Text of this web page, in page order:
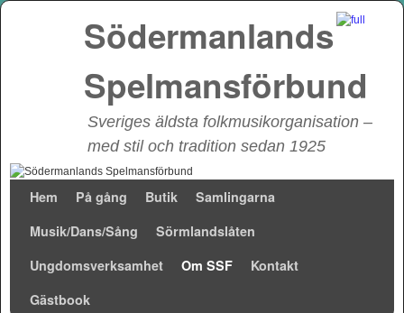
Södermanlands
Spelmansförbund
Sveriges äldsta folkmusikorganisation –
med stil och tradition sedan 1925
Hem På gång Butik
Samlingarna
Musik/Dans/Sång
Sörmlandslåten
Ungdomsverksamhet
Om SSF
Kontakt
Gästbook